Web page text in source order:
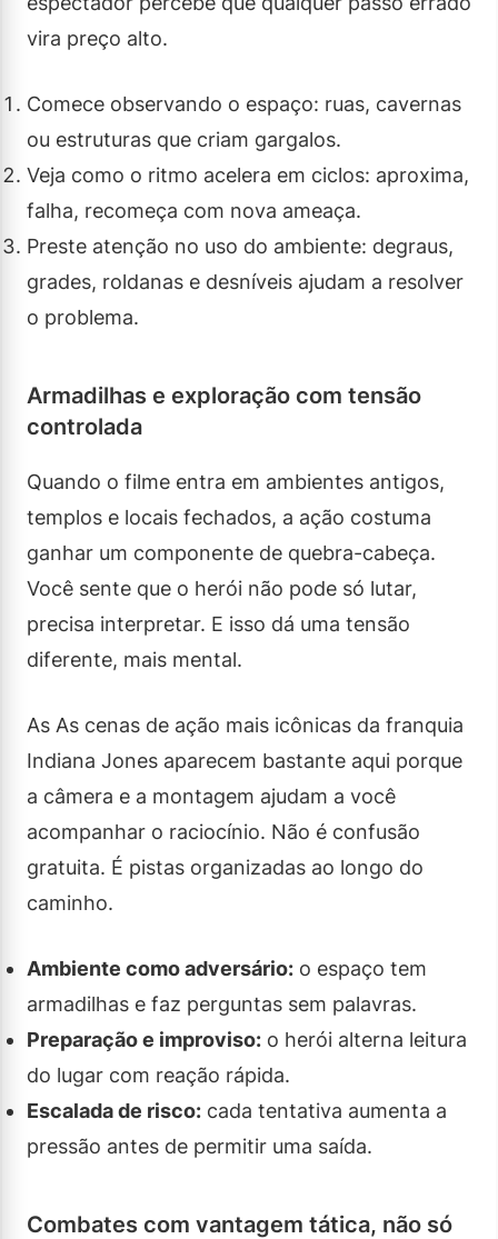
vira preço alto.
Comece observando o espaço: ruas, cavernas
ou estruturas que criam gargalos.
Veja como o ritmo acelera em ciclos: aproxima,
falha, recomeça com nova ameaça.
Preste atenção no uso do ambiente: degraus,
grades, roldanas e desníveis ajudam a resolver
o problema.
Armadilhas e exploração com tensão
controlada
Quando o filme entra em ambientes antigos,
templos e locais fechados, a ação costuma
ganhar um componente de quebra-cabeça.
Você sente que o herói não pode só lutar,
precisa interpretar. E isso dá uma tensão
diferente, mais mental.
As As cenas de ação mais icônicas da franquia
Indiana Jones aparecem bastante aqui porque
a câmera e a montagem ajudam a você
acompanhar o raciocínio. Não é confusão
gratuita. É pistas organizadas ao longo do
caminho.
Ambiente como adversário: o espaço tem
armadilhas e faz perguntas sem palavras.
Preparação e improviso: o herói alterna leitura
do lugar com reação rápida.
Escalada de risco: cada tentativa aumenta a
pressão antes de permitir uma saída.
Combates com vantagem tática, não só